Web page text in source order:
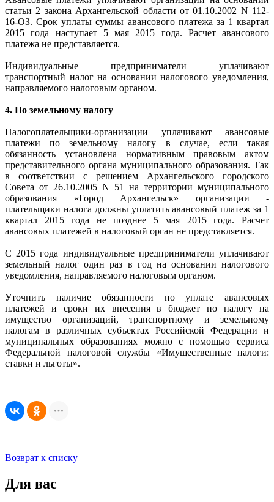
статьи 2 закона Архангельской области от 01.10.2002 N 112-
16-ОЗ. Срок уплаты суммы авансового платежа за 1 квартал
2015 года наступает 5 мая 2015 года. Расчет авансового
платежа не представляется.
Индивидуальные предприниматели уплачивают
транспортный налог на основании налогового уведомления,
направляемого налоговым органом.
4. По земельному налогу
Налогоплательщики-организации уплачивают авансовые
платежи по земельному налогу в случае, если такая
обязанность установлена нормативным правовым актом
представительного органа муниципального образования. Так
в соответствии с решением Архангельского городского
Совета от 26.10.2005 N 51 на территории муниципального
образования «Город Архангельск» организации -
плательщики налога должны уплатить авансовый платеж за 1
квартал 2015 года не позднее 5 мая 2015 года. Расчет
авансовых платежей в налоговый орган не представляется.
С 2015 года индивидуальные предприниматели уплачивают
земельный налог один раз в год на основании налогового
уведомления, направляемого налоговым органом.
Уточнить наличие обязанности по уплате авансовых
платежей и сроки их внесения в бюджет по налогу на
имущество организаций, транспортному и земельному
налогам в различных субъектах Российской Федерации и
муниципальных образованиях можно с помощью сервиса
Федеральной налоговой службы «Имущественные налоги:
ставки и льготы».
Возврат к списку
Для вас